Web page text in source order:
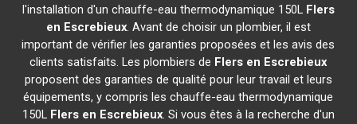
l'installation d'un chauffe-eau thermodynamique 150L Flers
en Escrebieux. Avant de choisir un plombier, il est
important de vérifier les garanties proposées et les avis des
clients satisfaits. Les plombiers de Flers en Escrebieux
proposent des garanties de qualité pour leur travail et leurs
équipements, y compris les chauffe-eau thermodynamique
150L Flers en Escrebieux. Si vous êtes à la recherche d'un